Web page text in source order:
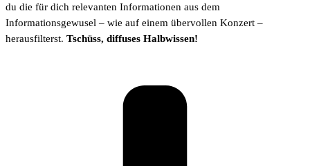
du die für dich relevanten Informationen aus dem
Informationsgewusel – wie auf einem übervollen Konzert –
herausfilterst. Tschüss, diffuses Halbwissen!